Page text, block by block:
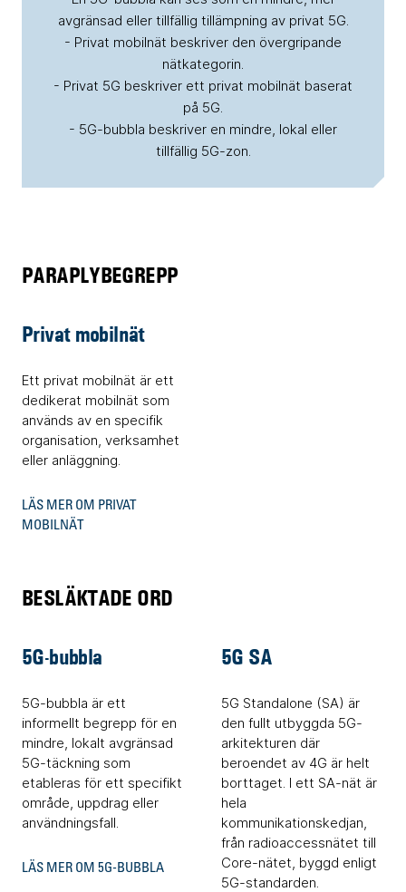
avgränsad eller tillfällig tillämpning av privat 5G.
- Privat mobilnät beskriver den övergripande
nätkategorin.
- Privat 5G beskriver ett privat mobilnät baserat
på 5G.
- 5G-bubbla beskriver en mindre, lokal eller
tillfällig 5G-zon.
PARAPLYBEGREPP
Privat mobilnät
Ett privat mobilnät är ett
dedikerat mobilnät som
används av en specifik
organisation, verksamhet
eller anläggning.
LÄS MER OM PRIVAT
MOBILNÄT
BESLÄKTADE ORD
5G-bubbla
5G-bubbla är ett
informellt begrepp för en
mindre, lokalt avgränsad
5G-täckning som
etableras för ett specifikt
område, uppdrag eller
användningsfall.
LÄS MER OM 5G-BUBBLA
5G SA
5G Standalone (SA) är
den fullt utbyggda 5G-
arkitekturen där
beroendet av 4G är helt
borttaget. I ett SA-nät är
hela
kommunikationskedjan,
från radioaccessnätet till
Core-nätet, byggd enligt
5G-standarden.